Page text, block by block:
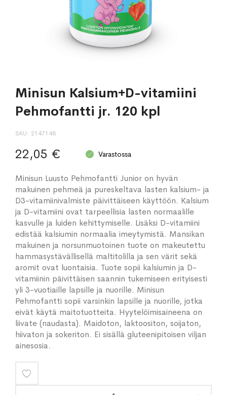
Minisun Kalsium+D-vitamiini
Pehmofantti jr. 120 kpl
SKU 2147148
22,05 € Varastossa
Minisun Luusto Pehmofantti Junior on hyvän
makuinen pehmeä ja pureskeltava lasten kalsium- ja
D3-vitamiinivalmiste päivittäiseen käyttöön. Kalsium
ja D-vitamiini ovat tarpeellisia lasten normaalille
kasvulle ja luiden kehittymiselle. Lisäksi D-vitamiini
edistää kalsiumin normaalia imeytymistä. Mansikan
makuinen ja norsunmuotoinen tuote on makeutettu
hammasystävällisellä maltitolilla ja sen värit sekä
aromit ovat luontaisia. Tuote sopii kalsiumin ja D-
vitamiinin päivittäisen saannin tukemiseen erityisesti
yli 3-vuotiaille lapsille ja nuorille. Minisun
Pehmofantti sopii varsinkin lapsille ja nuorille, jotka
eivät käytä maitotuotteita. Hyytelöimisaineena on
liivate (naudasta). Maidoton, laktoositon, soijaton,
hiivaton ja sokeriton. Ei sisällä gluteenipitoisen viljan
ainesosia.